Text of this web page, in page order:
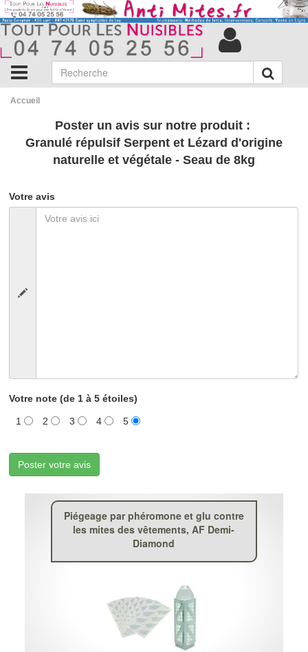
Accueil
Poster un avis sur notre produit :
Granulé répulsif Serpent et Lézard d'origine
naturelle et végétale - Seau de 8kg
Votre avis
Votre note (de 1 à 5 étoiles)
1 2 3 4 5
Poster votre avis
Piégeage par phéromone et glu contre
les mites des vêtements, AF Demi-
Diamond